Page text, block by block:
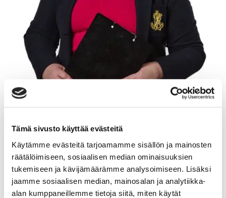
Tämä sivusto käyttää evästeitä
Käytämme evästeitä tarjoamamme sisällön ja mainosten
räätälöimiseen, sosiaalisen median ominaisuuksien
tukemiseen ja kävijämäärämme analysoimiseen. Lisäksi
jaamme sosiaalisen median, mainosalan ja analytiikka-
alan kumppaneillemme tietoja siitä, miten käytät
KRISTIINA HÄMÄLÄINEN
Kiinteistönvälittäjä LKV, KiLAT